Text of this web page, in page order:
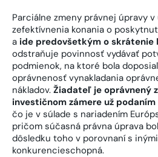
Parciálne zmeny právnej úpravy v
zefektívnenia konania o
a ide predovšetkým o skrátenie
odstraňuje povinnosť vydávať
podmienok, na ktoré bola
oprávnenosť vynakladania
nákladov. Žiadateľ je oprávnený
investičnom zámere už
čo je v súlade s nariadením
pričom súčasná právna úprava
dôsledku toho v porovnaní s
konkurencieschopná.